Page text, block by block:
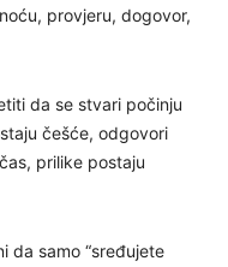
provjeru, dogovor,
da se stvari počinju
češće, odgovori
prilike postaju
da samo “sređujete